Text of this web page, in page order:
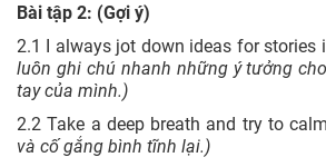
Bài tập 2: (Gợi ý)
2.1 I always jot down ideas for stories
luôn ghi chú nhanh những ý tưởng
tay của mình.)
2.2 Take a deep breath and try to
và cố gắng bình tĩnh lại.)